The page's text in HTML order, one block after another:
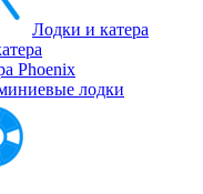
Лодки и катера
Phoenix
лодки